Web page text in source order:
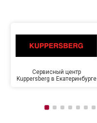
Сервисный центр
Kuppersberg в Екатеринбурге